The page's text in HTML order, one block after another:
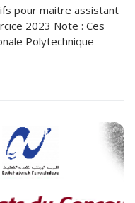
pour maitre assistant
2023 Note : Ces
Polytechnique